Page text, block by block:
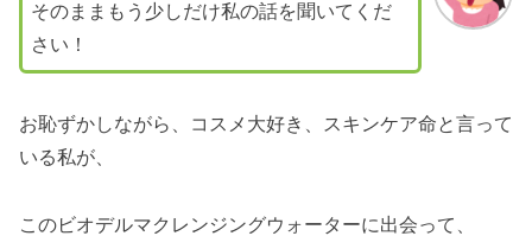
そのままもう少しだけ私の話を聞いてくだ
さい！
お恥ずかしながら、コスメ大好き、スキンケア命と言って
いる私が、
このビオデルマクレンジングウォーターに出会って、